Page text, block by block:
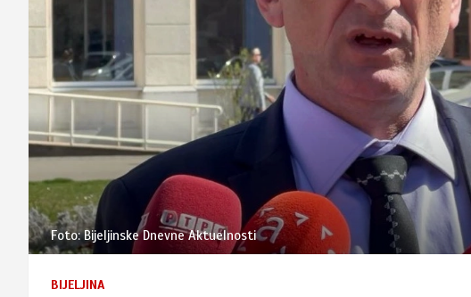
Foto: Bijeljinske Dnevne Aktuelnosti
BIJELJINA